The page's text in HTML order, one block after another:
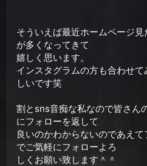
そういえば最近ホームページ
が多くなってきて
嬉しく思います。
インスタグラムの方も合わせ
しいです笑
割とsns音痴な私なので皆さん
にフォローを返して
良いのかわからないのであえ
でご気軽にフォローよろ
しくお願い致します＾＾